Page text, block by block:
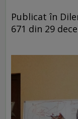
Publicat în
671 din 29